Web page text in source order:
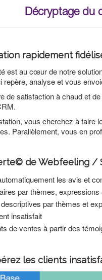
Décryptage du
rapidement
est au cœur de notre
repère, analyse et vous
de satisfaction à chaud et
vous cherchez à faire
Parallèlement, vous en
de Webfeeling /
les avis et
par thèmes,
par thèmes et
insatisfait
de ventes à partir des
les clients